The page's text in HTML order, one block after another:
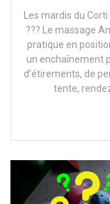
Les mardis du
??? Le massage
pratique en
un enchaînement
d’étirements, de
tente,